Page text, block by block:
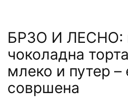
БРЗО И ЛЕСНО:
чоколадна торта
млеко и путер –
совршена